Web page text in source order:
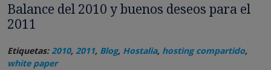
Balance del 2010 y buenos deseos para el
2011
Etiquetas:2010, 2011, Blog, Hostalia, hosting compartido,
white paper